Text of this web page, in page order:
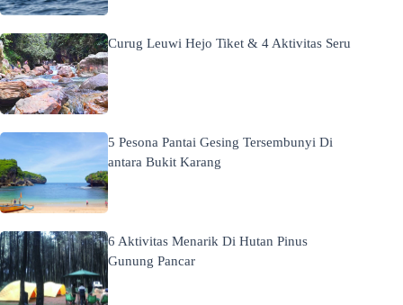
Curug Leuwi Hejo Tiket & 4 Aktivitas Seru
5 Pesona Pantai Gesing Tersembunyi Di
antara Bukit Karang
6 Aktivitas Menarik Di Hutan Pinus
Gunung Pancar